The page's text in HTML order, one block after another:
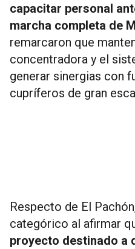
capacitar personal
marcha completa de
remarcaron que
concentradora y el
generar sinergias con
cupríferos de gran
Respecto de El
categórico al afirmar
proyecto destinado a